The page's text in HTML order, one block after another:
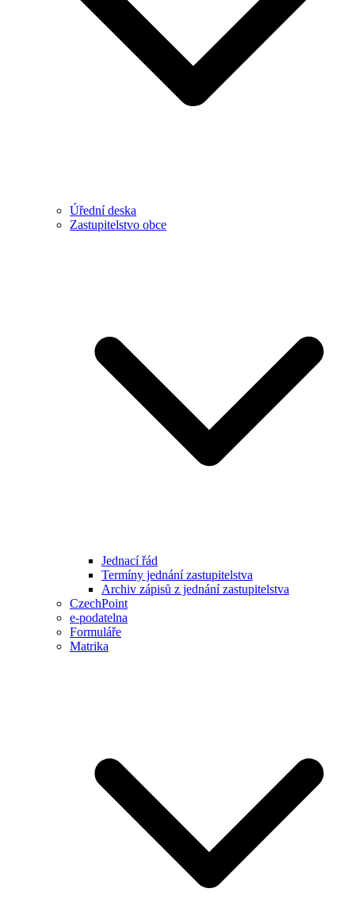
Úřední deska
Zastupitelstvo obce
Jednací řád
Termíny jednání zastupitelstva
Archiv zápisů z jednání zastupitelstva
CzechPoint
e-podatelna
Formuláře
Matrika